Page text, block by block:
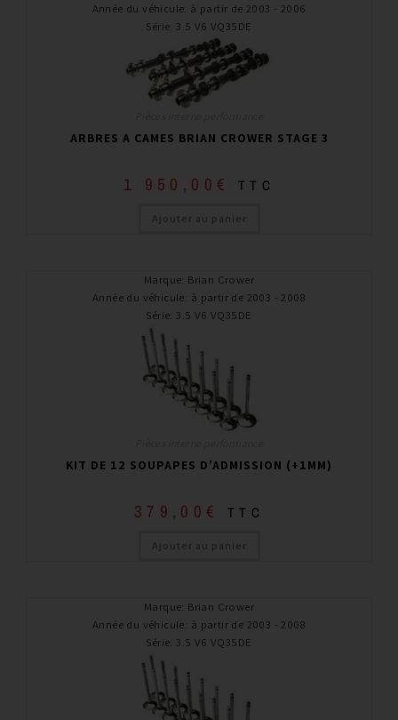
Année du véhicule: à partir de 2003 - 2006
Série: 3.5 V6 VQ35DE
ARBRES A CAMES BRIAN CROWER STAGE 3
1 950,00 € TTC
Ajouter au panier
Marque: Brian Crower
Année du véhicule: à partir de 2003 - 2008
Série: 3.5 V6 VQ35DE
KIT DE 12 SOUPAPES D’ADMISSION (+1MM)
379,00 € TTC
Ajouter au panier
Marque: Brian Crower
Année du véhicule: à partir de 2003 - 2008
Série: 3.5 V6 VQ35DE